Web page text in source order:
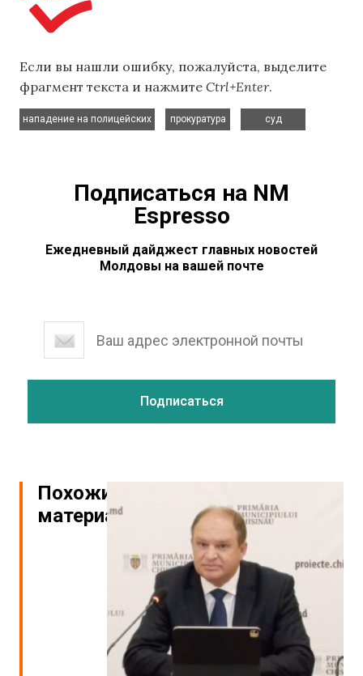
Если вы нашли ошибку, пожалуйста, выделите
фрагмент текста и нажмите Ctrl+Enter.
нападение на полицейских
прокуратура
суд
Подписаться на NM
Espresso
Ежедневный дайджест главных новостей
Молдовы на вашей почте
Похожие
материалы